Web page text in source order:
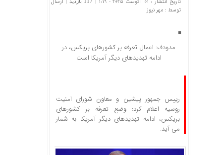
تاریخ انتشار : 01 آگوست 2025 - 1:19 |
| ارسال
توسط : مهر نیوز
مدودف: اعمال تعرفه بر کشورهای بریکس، در
ادامه تهدیدهای دیگر آمریکا است
رییس جمهور پیشین و معاون شورای امنیت
روسیه اعلام کرد: وضع تعرفه بر کشورهای
بریکس، ادامه تهدیدهای دیگر آمریکا به شمار
می آید.